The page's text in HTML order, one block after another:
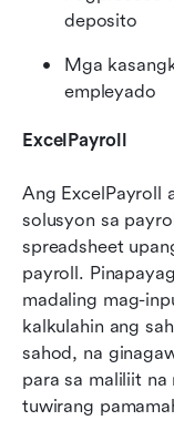
deposito
Mga
empleyado
ExcelPayroll
Ang ExcelPayroll
solusyon sa
spreadsheet
payroll.
madaling mag-
kalkulahin ang
sahod, na
para sa maliliit na
tuwirang